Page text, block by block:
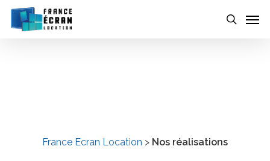
Skip
France Ecran Location > Nos réalisations